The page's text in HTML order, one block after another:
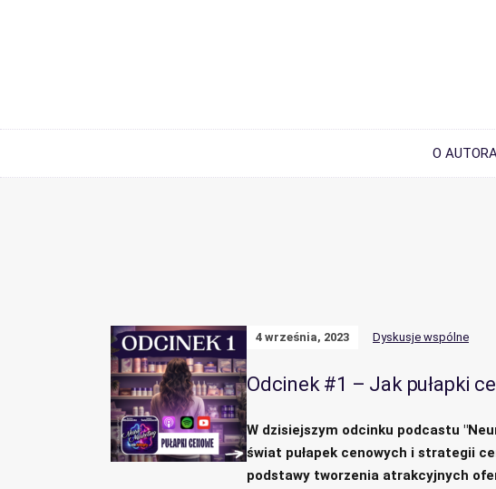
O
4 września, 2023 Dyskusje wspólne
Odcinek #1 – Jak pułapki
W dzisiejszym odcinku podcastu
świat pułapek cenowych i strategii
podstawy tworzenia atrakcyjnych